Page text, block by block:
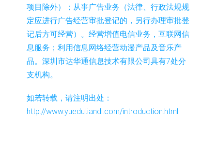
项目除外）；从事广告业务（法律、行政法规规
定应进行广告经营审批登记的，另行办理审批登
记后方可经营）。经营增值电信业务，互联网信
息服务；利用信息网络经营动漫产品及音乐产
品。深圳市达华通信息技术有限公司具有7处分
支机构。
如若转载，请注明出处：
http://www.yuedutiandi.com/introduction.html